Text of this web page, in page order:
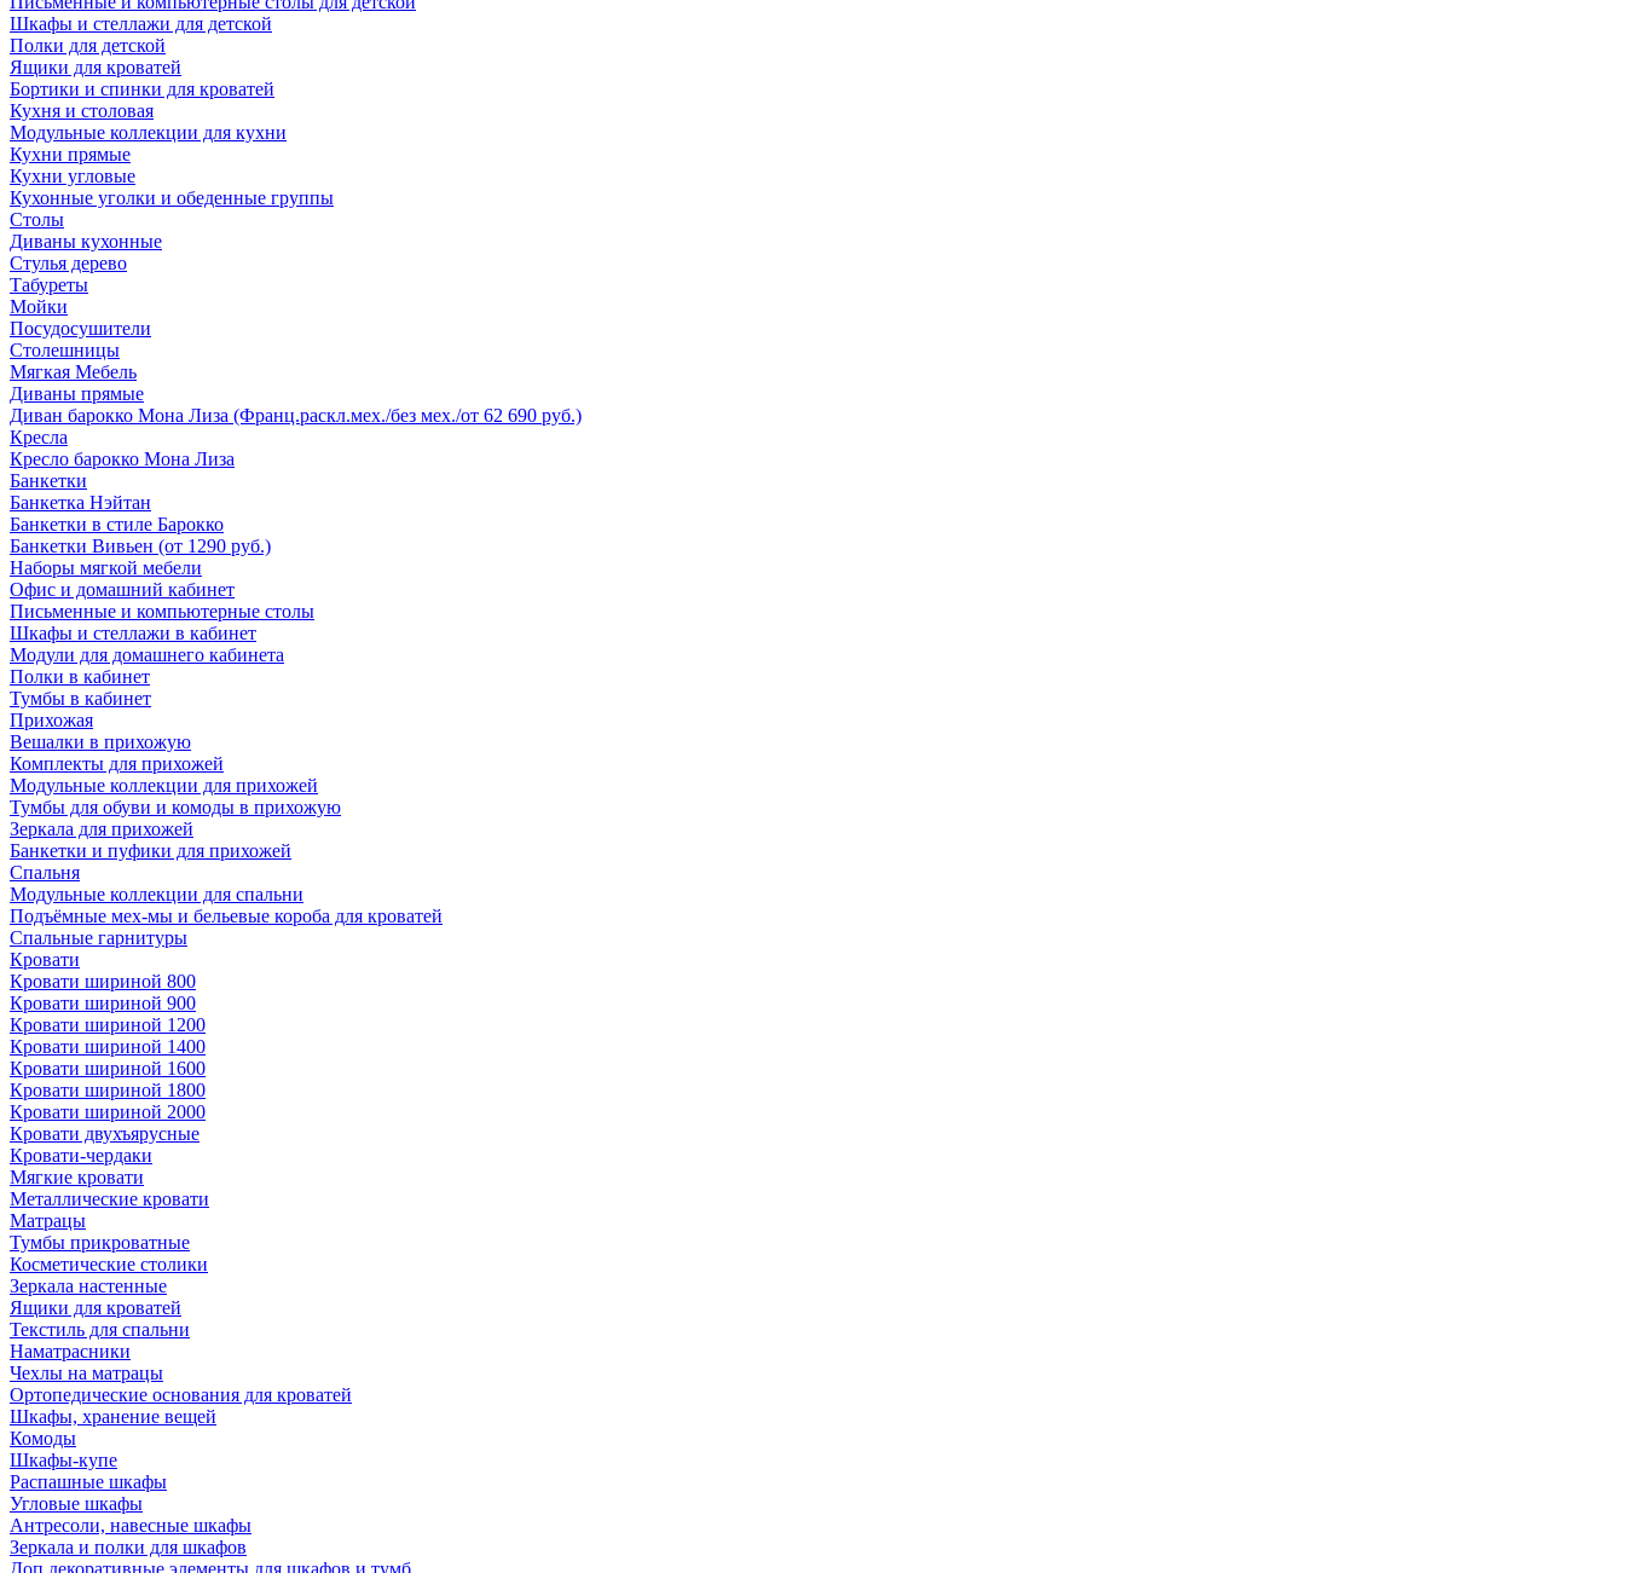
Шкафы и стеллажи для детской
Полки для детской
Ящики для кроватей
Бортики и спинки для кроватей
Кухня и столовая
Модульные коллекции для кухни
Кухни прямые
Кухни угловые
Кухонные уголки и обеденные группы
Столы
Диваны кухонные
Стулья дерево
Табуреты
Мойки
Посудосушители
Столешницы
Мягкая Мебель
Диваны прямые
Диван барокко Мона Лиза (Франц.раскл.мех./без мех./от 62 690 руб.)
Кресла
Кресло барокко Мона Лиза
Банкетки
Банкетка Нэйтан
Банкетки в стиле Барокко
Банкетки Вивьен (от 1290 руб.)
Наборы мягкой мебели
Офис и домашний кабинет
Письменные и компьютерные столы
Шкафы и стеллажи в кабинет
Модули для домашнего кабинета
Полки в кабинет
Тумбы в кабинет
Прихожая
Вешалки в прихожую
Комплекты для прихожей
Модульные коллекции для прихожей
Тумбы для обуви и комоды в прихожую
Зеркала для прихожей
Банкетки и пуфики для прихожей
Спальня
Модульные коллекции для спальни
Подъёмные мех-мы и бельевые короба для кроватей
Спальные гарнитуры
Кровати
Кровати шириной 800
Кровати шириной 900
Кровати шириной 1200
Кровати шириной 1400
Кровати шириной 1600
Кровати шириной 1800
Кровати шириной 2000
Кровати двухъярусные
Кровати-чердаки
Мягкие кровати
Металлические кровати
Матрацы
Тумбы прикроватные
Косметические столики
Зеркала настенные
Ящики для кроватей
Текстиль для спальни
Наматрасники
Чехлы на матрацы
Ортопедические основания для кроватей
Шкафы, хранение вещей
Комоды
Шкафы-купе
Распашные шкафы
Угловые шкафы
Антресоли, навесные шкафы
Зеркала и полки для шкафов
Доп.декоративные элементы для шкафов и тумб